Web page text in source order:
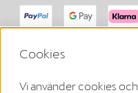
Här kan du begära att
Cookies
Vi använder cookies